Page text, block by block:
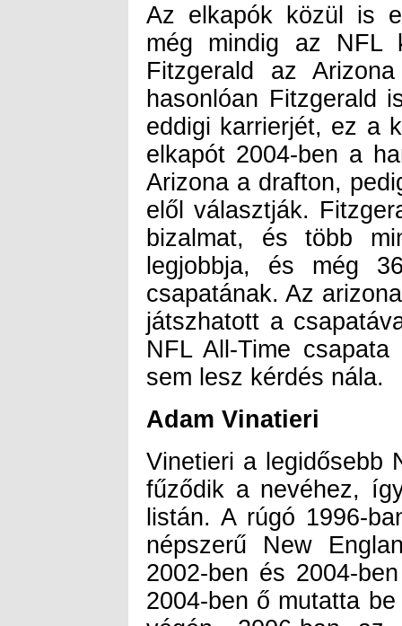
Az elkapók közül is
még mindig az NFL
Fitzgerald az
hasonlóan Fitzgerald
eddigi karrierjét, ez a
elkapót 2004-ben a
Arizona a drafton,
elől választják.
bizalmat, és több
legjobbja, és még
csapatának. Az
játszhatott a
NFL All-Time
sem lesz kérdés nála.
Adam Vinatieri
Vinetieri a legidősebb
fűződik a nevéhez,
listán. A rúgó 1996-